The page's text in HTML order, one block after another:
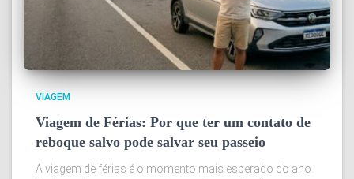
VIAGEM
Viagem de Férias: Por que ter um contato de
reboque salvo pode salvar seu passeio
A viagem de férias é o momento mais esperado do ano.